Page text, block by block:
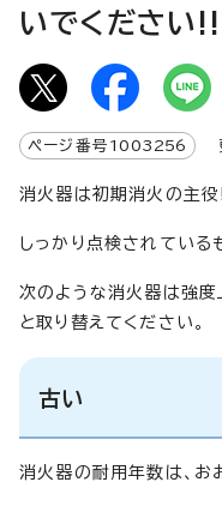
いでください!!
ページ番号 1003256 更
消火器は初期消火の主役!
しっかり点検されている
次のような消火器は強度
と取り替えてください。
古い
消火器の耐用年数は、お